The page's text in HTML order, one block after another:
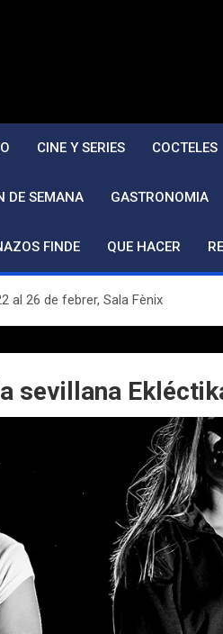
CINE Y SERIES COCTELES
DE SEMANA GASTRONOMIA
FINDE QUE HACER
al 26 de febrer, Sala Fènix
sevillana